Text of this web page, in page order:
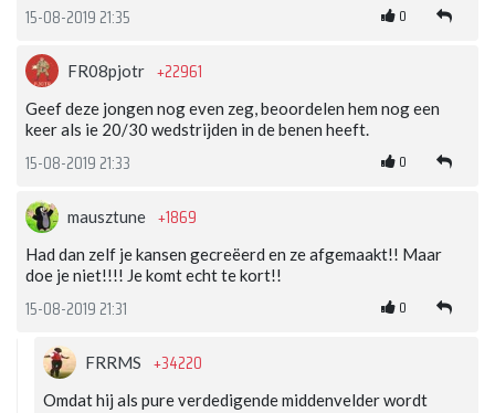
15-08-2019 21:35 0
FR08pjotr +22961
Geef deze jongen nog even zeg, beoordelen hem nog een
keer als ie 20/30 wedstrijden in de benen heeft.
15-08-2019 21:33 0
mausztune +1869
Had dan zelf je kansen gecreëerd en ze afgemaakt!! Maar
doe je niet!!!! Je komt echt te kort!!
15-08-2019 21:31 0
FRRMS +34220
Omdat hij als pure verdedigende middenvelder wordt